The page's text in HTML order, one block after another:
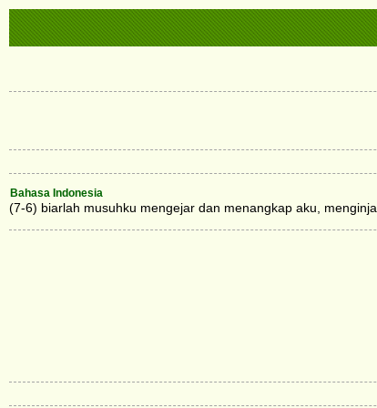
Bahasa Indonesia
(7-6) biarlah musuhku mengejar dan menangkap aku,